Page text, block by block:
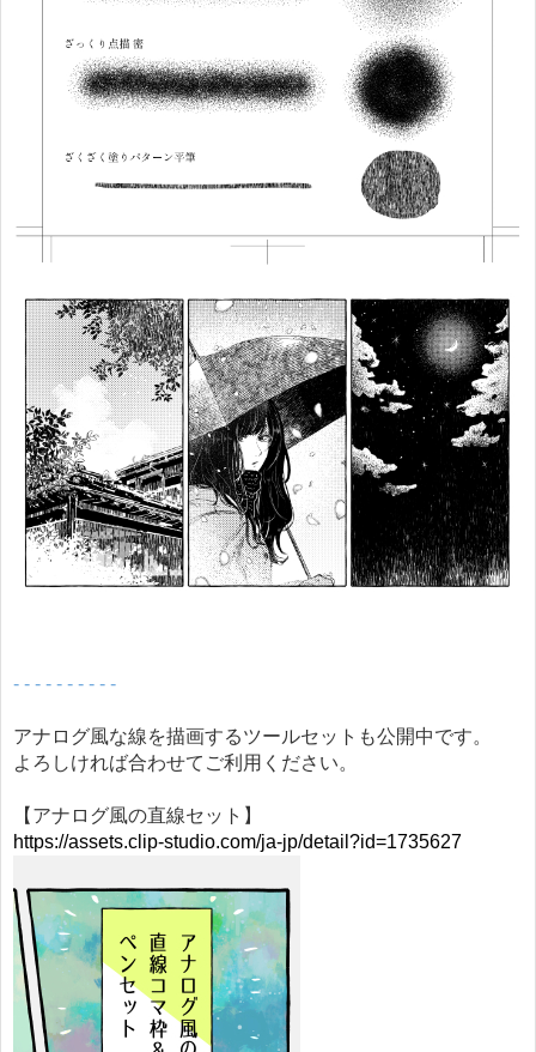
- - - - - - - - - -
アナログ風な線を描画するツールセットも公開中です。
よろしければ合わせてご利用ください。
【アナログ風の直線セット】
https://assets.clip-studio.com/ja-jp/detail?id=1735627